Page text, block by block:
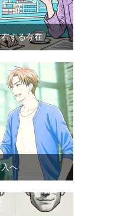
する存在
へ